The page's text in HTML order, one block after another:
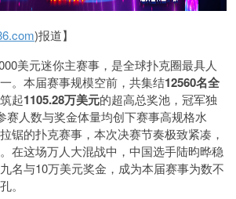
)报道】
美元迷你主赛事，是全球扑克圈最具人
。本届赛事规模空前，共集结12560名全
起1105.28万美元的超高总奖池，冠军独
赛人数与奖金体量均创下赛事高规格水
锯的扑克赛事，本次决赛节奏极致紧凑，
在这场万人大混战中，中国选手陆昀晔稳
名与10万美元奖金，成为本届赛事为数不
。